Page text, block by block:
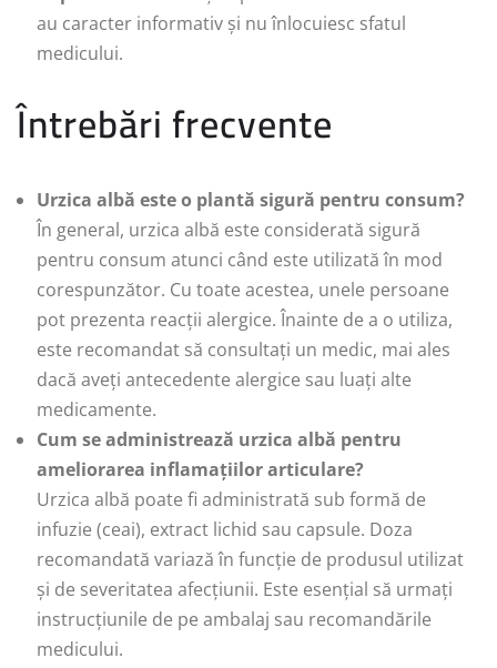
au caracter informativ și nu înlocuiesc sfatul
medicului.
Întrebări frecvente
Urzica albă este o plantă sigură pentru consum?
În general, urzica albă este considerată sigură
pentru consum atunci când este utilizată în mod
corespunzător. Cu toate acestea, unele persoane
pot prezenta reacții alergice. Înainte de a o utiliza,
este recomandat să consultați un medic, mai ales
dacă aveți antecedente alergice sau luați alte
medicamente.
Cum se administrează urzica albă pentru
ameliorarea inflamațiilor articulare?
Urzica albă poate fi administrată sub formă de
infuzie (ceai), extract lichid sau capsule. Doza
recomandată variază în funcție de produsul utilizat
și de severitatea afecțiunii. Este esențial să urmați
instrucțiunile de pe ambalaj sau recomandările
medicului.